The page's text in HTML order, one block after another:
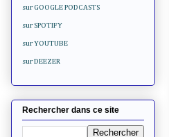
sur GOOGLE PODCASTS
sur SPOTIFY
sur YOUTUBE
sur DEEZER
Rechercher dans ce site